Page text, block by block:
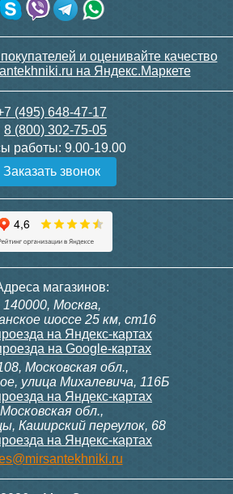
(495) 648-47-17
8 (800) 302-75-05
работы: 9.00-19.00
Заказать звонок
магазинов:
140000, Москва,
шоссе 25 км, ст16
на Яндекс-картах
на Google-картах
Московская обл.,
улица Михалевича, 116Б
на Яндекс-картах
Московская обл.,
Каширский переулок, 68
на Яндекс-картах